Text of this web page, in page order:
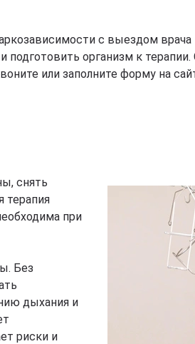
с выездом
организм к
или заполните форму на
снять
терапия
при
Без
дыхания и
риски и